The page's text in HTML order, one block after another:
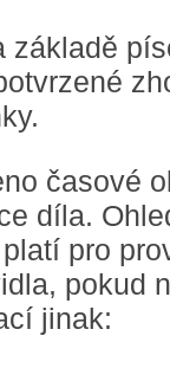
základě
časové
díla.
pro
pokud
jinak: